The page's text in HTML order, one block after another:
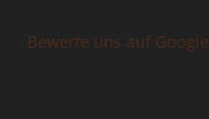
Bewerte uns auf Google